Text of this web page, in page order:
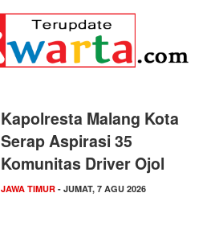
Kapolresta Malang Kota
Serap Aspirasi 35
Komunitas Driver Ojol
JAWA TIMUR - JUMAT, 7 AGU 2026